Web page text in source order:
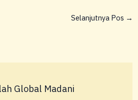
Selanjutnya Pos →
Global Madani